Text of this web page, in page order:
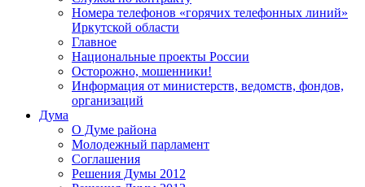
Номера телефонов «горячих телефонных линий»
Иркутской области
Главное
Национальные проекты России
Осторожно, мошенники!
Информация от министерств, ведомств, фондов,
организаций
Дума
О Думе района
Молодежный парламент
Соглашения
Решения Думы 2012